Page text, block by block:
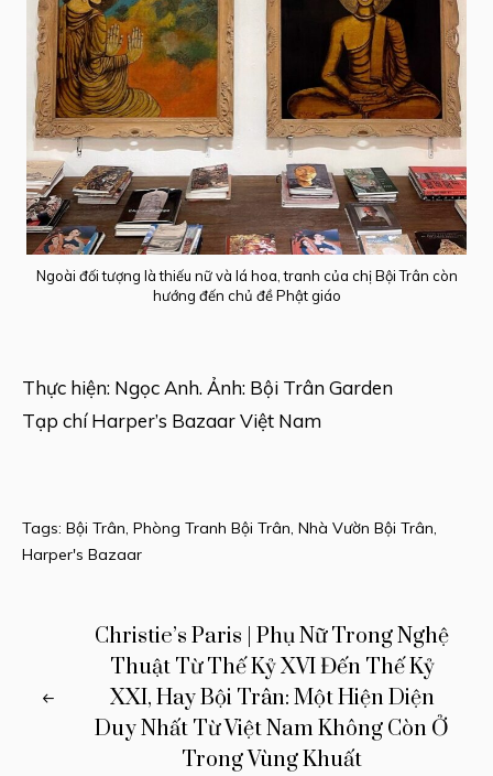
Ngoài đối tượng là thiếu nữ và lá hoa, tranh của chị Bội Trân còn
hướng đến chủ đề Phật giáo
Thực hiện: Ngọc Anh. Ảnh: Bội Trân Garden
Tạp chí Harper’s Bazaar Việt Nam
Tags: Bội Trân, Phòng Tranh Bội Trân, Nhà Vườn Bội Trân,
Harper's Bazaar
Christie’s Paris | Phụ Nữ Trong Nghệ
Thuật Từ Thế Kỷ XVI Đến Thế Kỷ
XXI, Hay Bội Trân: Một Hiện Diện
Duy Nhất Từ Việt Nam Không Còn Ở
Trong Vùng Khuất